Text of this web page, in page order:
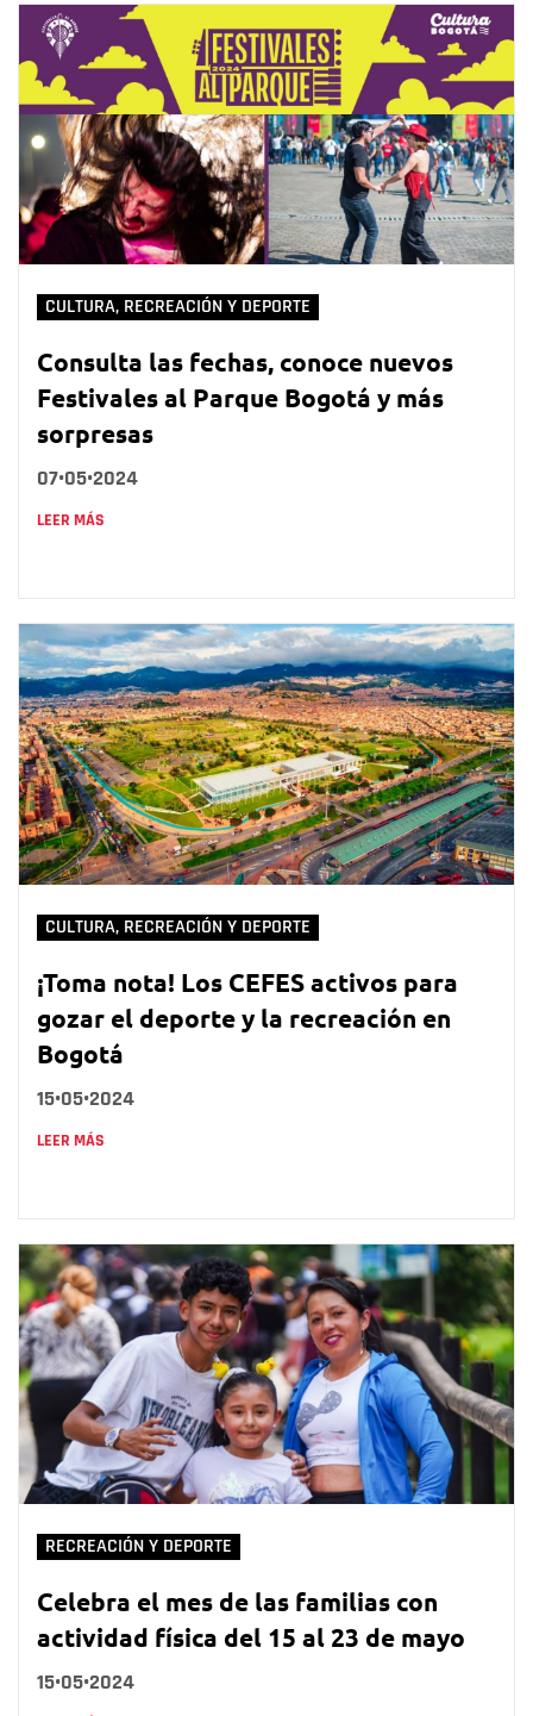
CULTURA, RECREACIÓN Y DEPORTE
Consulta las fechas, conoce nuevos
Festivales al Parque Bogotá y más
sorpresas
07•05•2024
LEER MÁS
CULTURA, RECREACIÓN Y DEPORTE
¡Toma nota! Los CEFES activos para
gozar el deporte y la recreación en
Bogotá
15•05•2024
LEER MÁS
RECREACIÓN Y DEPORTE
Celebra el mes de las familias con
actividad física del 15 al 23 de mayo
15•05•2024